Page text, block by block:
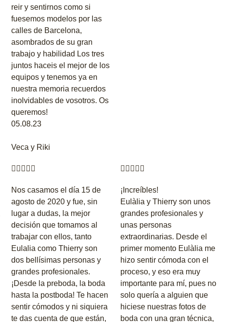
reir y sentirnos como si
fuesemos modelos por las
calles de Barcelona,
asombrados de su gran
trabajo y habilidad Los tres
juntos haceis el mejor de los
equipos y tenemos ya en
nuestra memoria recuerdos
inolvidables de vosotros. Os
queremos!
05.08.23
Veca y Riki
    
Nos casamos el día 15 de
agosto de 2020 y fue, sin
lugar a dudas, la mejor
decisión que tomamos al
trabajar con ellos, tanto
Eulalia como Thierry son
dos bellísimas personas y
grandes profesionales.
¡Desde la preboda, la boda
hasta la postboda! Te hacen
sentir cómodos y ni siquiera
te das cuenta de que están,
    
¡Increíbles!
Eulàlia y Thierry son unos
grandes profesionales y
unas personas
extraordinarias. Desde el
primer momento Eulàlia me
hizo sentir cómoda con el
proceso, y eso era muy
importante para mí, pues no
solo quería a alguien que
hiciese nuestras fotos de
boda con una gran técnica,